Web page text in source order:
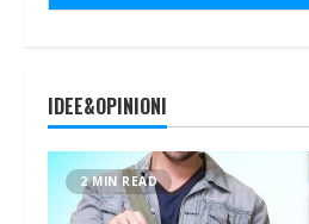
IDEE&OPINIONI
2 MIN READ